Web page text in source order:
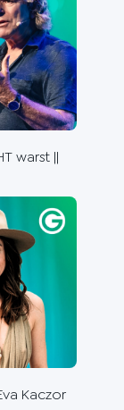
warst ||
Kaczor